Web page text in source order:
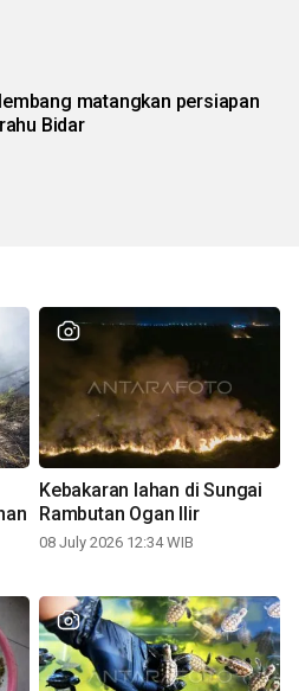
matangkan persiapan
Bidar
Kebakaran lahan di Sungai
Rambutan Ogan Ilir
08 July 2026 12:34 WIB